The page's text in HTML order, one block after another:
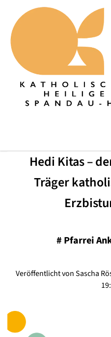
Hedi Kitas –
Träger
# Pfarrei
Veröffentlicht von Sascha